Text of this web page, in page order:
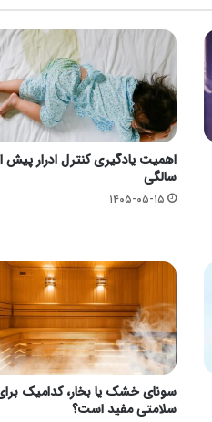
سالگی
۱۴۰۵-۰۵-۱۵
سونای خشک یا بخار، کدامیک
سلامتی مفید است؟